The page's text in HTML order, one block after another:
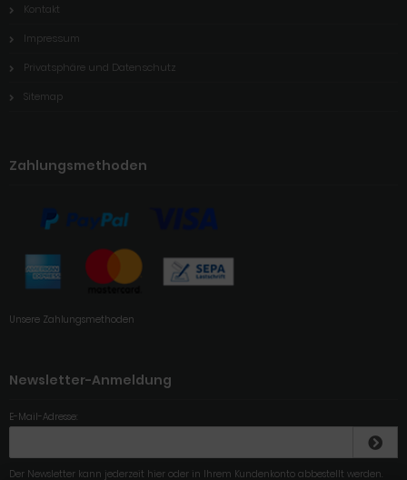
Kontakt
Impressum
Privatsphäre und Datenschutz
Sitemap
Zahlungsmethoden
Unsere Zahlungsmethoden
Newsletter-Anmeldung
E-Mail-Adresse:
Der Newsletter kann jederzeit hier oder in Ihrem Kundenkonto abbestellt werden.